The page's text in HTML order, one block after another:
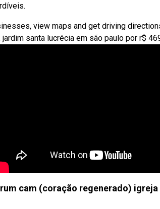
view maps and get driving
santa lucrécia em são paulo por r$
cam (coração regenerado)